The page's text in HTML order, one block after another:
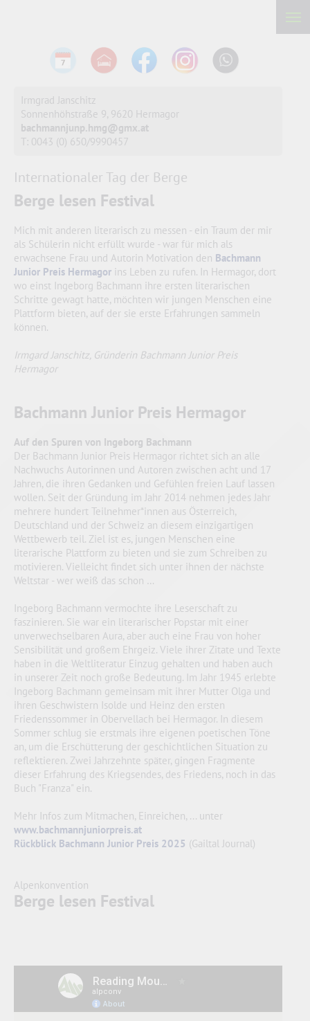
Irmgrad Janschitz
Sonnenhöhstraße 9, 9620 Hermagor
bachmannjunp.hmg@gmx.at
T: 0043 (0) 650/9990457
Internationaler Tag der Berge
Berge lesen Festival
Mich mit anderen literarisch zu messen - ein Traum der mir
als Schülerin nicht erfüllt wurde - war für mich als
erwachsene Frau und Autorin Motivation den Bachmann
Junior Preis Hermagor ins Leben zu rufen. In Hermagor, dort
wo einst Ingeborg Bachmann ihre ersten literarischen
Schritte gewagt hatte, möchten wir jungen Menschen eine
Plattform bieten, auf der sie erste Erfahrungen sammeln
können.
Irmgard Janschitz, Gründerin Bachmann Junior Preis
Hermagor
Bachmann Junior Preis Hermagor
Auf den Spuren von Ingeborg Bachmann
Der Bachmann Junior Preis Hermagor richtet sich an alle
Nachwuchs Autorinnen und Autoren zwischen acht und 17
Jahren, die ihren Gedanken und Gefühlen freien Lauf lassen
wollen. Seit der Gründung im Jahr 2014 nehmen jedes Jahr
mehrere hundert Teilnehmer*innen aus Österreich,
Deutschland und der Schweiz an diesem einzigartigen
Wettbewerb teil. Ziel ist es, jungen Menschen eine
literarische Plattform zu bieten und sie zum Schreiben zu
motivieren. Vielleicht findet sich unter ihnen der nächste
Weltstar - wer weiß das schon …
Ingeborg Bachmann vermochte ihre Leserschaft zu
faszinieren. Sie war ein literarischer Popstar mit einer
unverwechselbaren Aura, aber auch eine Frau von hoher
Sensibilität und großem Ehrgeiz. Viele ihrer Zitate und Texte
haben in die Weltliteratur Einzug gehalten und haben auch
in unserer Zeit noch große Bedeutung. Im Jahr 1945 erlebte
Ingeborg Bachmann gemeinsam mit ihrer Mutter Olga und
ihren Geschwistern Isolde und Heinz den ersten
Friedenssommer in Obervellach bei Hermagor. In diesem
Sommer schlug sie erstmals ihre eigenen poetischen Töne
an, um die Erschütterung der geschichtlichen Situation zu
reflektieren. Zwei Jahrzehnte später, gingen Fragmente
dieser Erfahrung des Kriegsendes, des Friedens, noch in das
Buch "Franza" ein.
Mehr Infos zum Mitmachen, Einreichen, ... unter
www.bachmannjuniorpreis.at
Rückblick Bachmann Junior Preis 2025 (Gailtal Journal)
Alpenkonvention
Berge lesen Festival